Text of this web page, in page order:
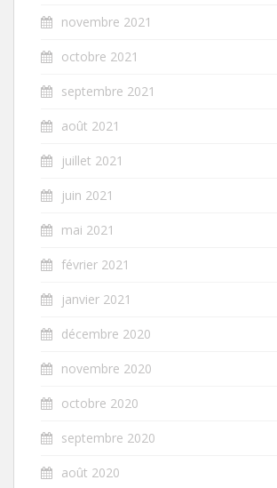
novembre 2021
octobre 2021
septembre 2021
août 2021
juillet 2021
juin 2021
mai 2021
février 2021
janvier 2021
décembre 2020
novembre 2020
octobre 2020
septembre 2020
août 2020